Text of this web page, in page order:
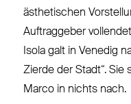
ästhetischen
Auftraggeber
Isola galt in Venedig
Zierde der Stadt“. Sie
Marco in nichts nach.